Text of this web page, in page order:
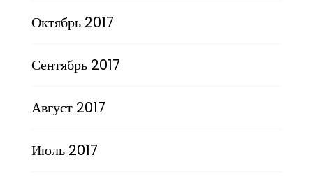
Октябрь 2017
Сентябрь 2017
Август 2017
Июль 2017